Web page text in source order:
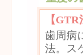
【
歯周病
法。ス